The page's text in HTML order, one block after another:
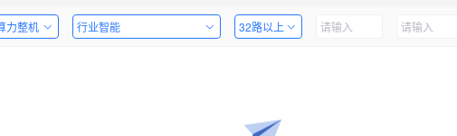
力整机 行业智能 32路以上